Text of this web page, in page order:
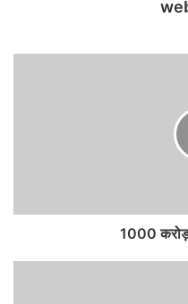
1000 करोड़